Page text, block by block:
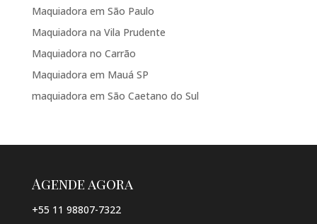
Maquiadora em São Paulo
Maquiadora na Vila Prudente
Maquiadora no Carrão
Maquiadora em Mauá SP
maquiadora em São Caetano do Sul
Agende agora
+55 11 98807-7322